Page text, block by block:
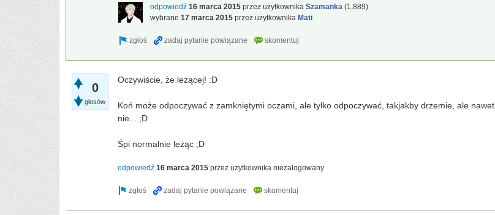
odpowiedź 16 marca 2015 przez użytkownika Szamanka (1,889)
wybrane 17 marca 2015 przez użytkownika Mati
0
głosów
Oczywiście, że leżącej! :D
Koń może odpoczywać z zamkniętymi oczami, ale tylko odpoczywać, takjakby drzemie, ale nawet
nie... ;D
Śpi normalnie leżąc ;D
odpowiedź 16 marca 2015 przez użytkownika niezalogowany